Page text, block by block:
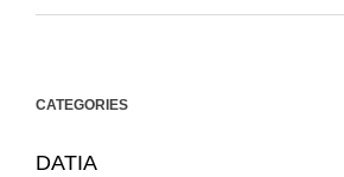
CATEGORIES
DATIA